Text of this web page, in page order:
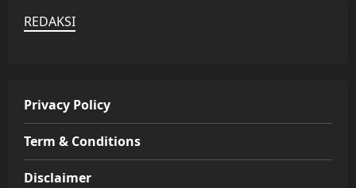
REDAKSI
Privacy Policy
Term & Conditions
Disclaimer